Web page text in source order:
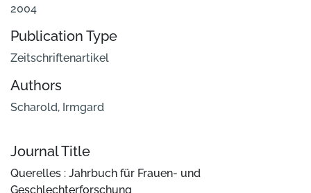
2004
Publication Type
Zeitschriftenartikel
Authors
Scharold, Irmgard
Journal Title
Querelles : Jahrbuch für Frauen- und
Geschlechterforschung